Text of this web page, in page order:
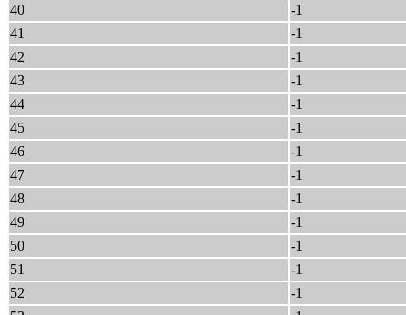
40
-1
41
-1
42
-1
43
-1
44
-1
45
-1
46
-1
47
-1
48
-1
49
-1
50
-1
51
-1
52
-1